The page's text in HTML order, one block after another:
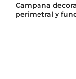
Campana
perimetral y